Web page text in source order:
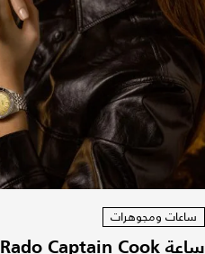
ساعات ومجوهرات